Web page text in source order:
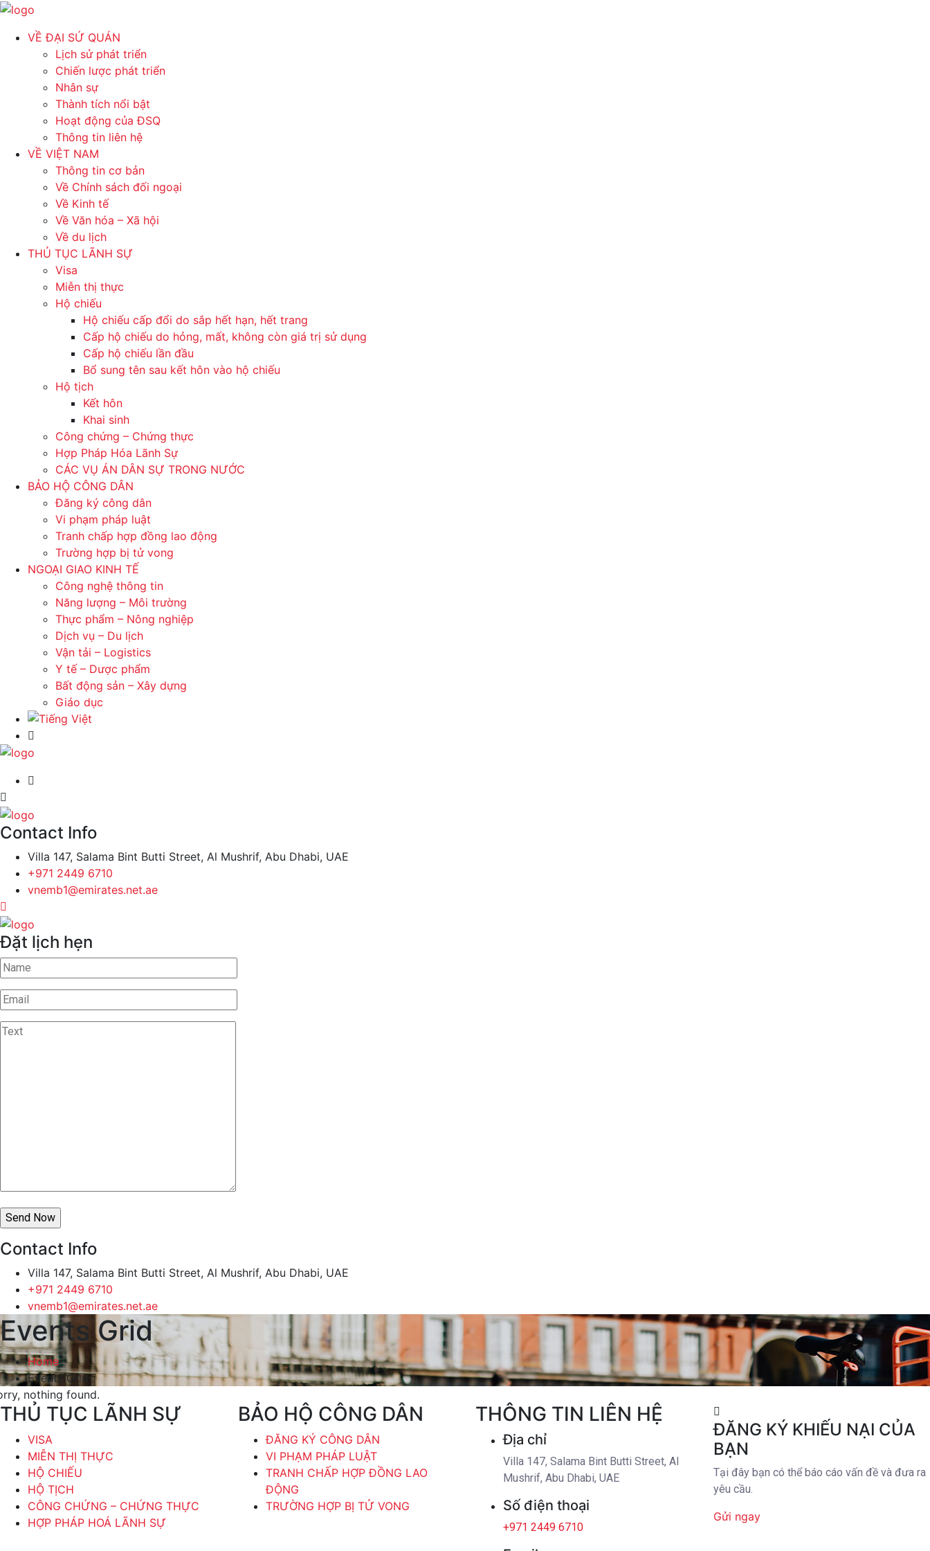
VỀ ĐẠI SỨ QUÁN
Lịch sử phát triển
Chiến lược phát triển
Nhân sự
Thành tích nổi bật
Hoạt động của ĐSQ
Thông tin liên hệ
VỀ VIỆT NAM
Thông tin cơ bản
Về Chính sách đối ngoại
Về Kinh tế
Về Văn hóa – Xã hội
Về du lịch
THỦ TỤC LÃNH SỰ
Visa
Miễn thị thực
Hộ chiếu
Hộ chiếu cấp đổi do sắp hết hạn, hết trang
Cấp hộ chiếu do hỏng, mất, không còn giá trị sử dụng
Cấp hộ chiếu lần đầu
Bổ sung tên sau kết hôn vào hộ chiếu
Hộ tịch
Kết hôn
Khai sinh
Công chứng – Chứng thực
Hợp Pháp Hóa Lãnh Sự
CÁC VỤ ÁN DÂN SỰ TRONG NƯỚC
BẢO HỘ CÔNG DÂN
Đăng ký công dân
Vi phạm pháp luật
Tranh chấp hợp đồng lao động
Trường hợp bị tử vong
NGOẠI GIAO KINH TẾ
Công nghệ thông tin
Năng lượng – Môi trường
Thực phẩm – Nông nghiệp
Dịch vụ – Du lịch
Vận tải – Logistics
Y tế – Dược phẩm
Bất động sản – Xây dựng
Giáo dục
Contact Info
Villa 147, Salama Bint Butti Street, Al Mushrif, Abu Dhabi, UAE
+971 2449 6710
vnemb1@emirates.net.ae
Đặt lịch hẹn
Contact Info
Villa 147, Salama Bint Butti Street, Al Mushrif, Abu Dhabi, UAE
+971 2449 6710
vnemb1@emirates.net.ae
Events Grid
Home
Events Grid
nothing found.
THỦ TỤC LÃNH SỰ
VISA
MIỄN THỊ THỰC
HỘ CHIẾU
HỘ TỊCH
CÔNG CHỨNG – CHỨNG THỰC
HỢP PHÁP HOÁ LÃNH SỰ
BẢO HỘ CÔNG DÂN
ĐĂNG KÝ CÔNG DÂN
VI PHẠM PHÁP LUẬT
TRANH CHẤP HỢP ĐỒNG LAO
ĐỘNG
TRƯỜNG HỢP BỊ TỬ VONG
THÔNG TIN LIÊN HỆ
Địa chỉ
Villa 147, Salama Bint Butti Street, Al
Mushrif, Abu Dhabi, UAE
Số điện thoại
+971 2449 6710
ĐĂNG KÝ KHIẾU NẠI CỦA
BẠN
Tại đây bạn có thể báo cáo vấn đề và đưa ra
yêu cầu.
Gửi ngay